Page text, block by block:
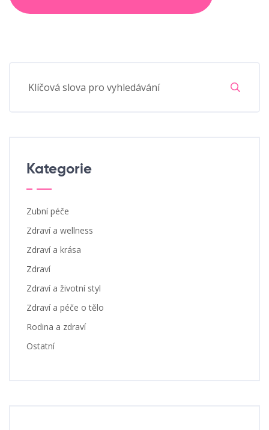
Kategorie
Zubní péče
Zdraví a wellness
Zdraví a krása
Zdraví
Zdraví a životní styl
Zdraví a péče o tělo
Rodina a zdraví
Ostatní